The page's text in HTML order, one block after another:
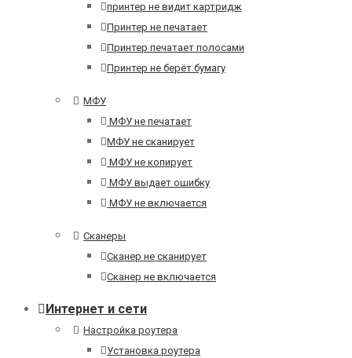
принтер не видит картридж
Принтер не печатает
Принтер печатает полосами
Принтер не берёт бумагу
МФУ
МФУ не печатает
МФУ не сканирует
МФУ не копирует
МФУ выдает ошибку
МФУ не включается
Сканеры
Сканер не сканирует
Сканер не включается
Интернет и сети
Настройка роутера
Установка роутера